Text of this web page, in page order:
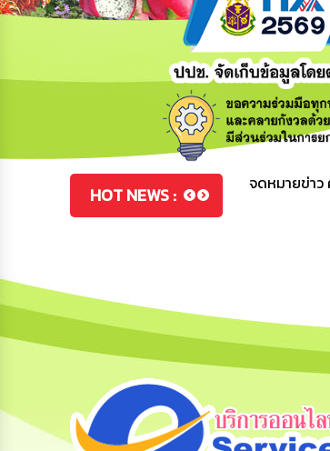
HOT NEWS : ท่านนายกมอบ
จดหมายข่าว